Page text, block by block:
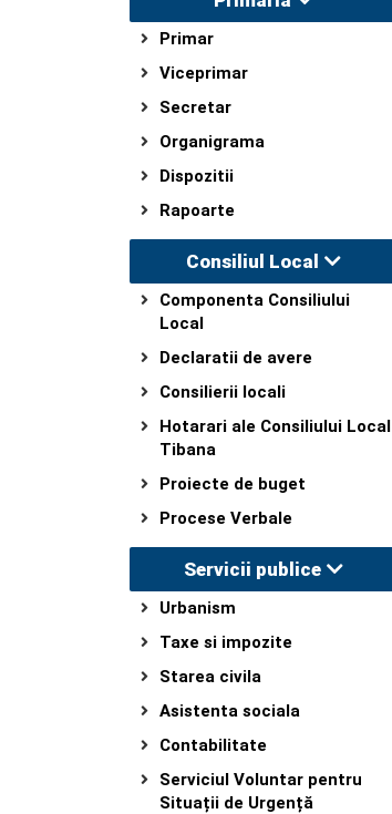
Primar
Viceprimar
Secretar
Organigrama
Dispozitii
Rapoarte
Consiliul Local
Componenta Consiliului
Local
Declaratii de avere
Consilierii locali
Hotarari ale Consiliului Local
Tibana
Proiecte de buget
Procese Verbale
Servicii publice
Urbanism
Taxe si impozite
Starea civila
Asistenta sociala
Contabilitate
Serviciul Voluntar pentru
Situații de Urgență